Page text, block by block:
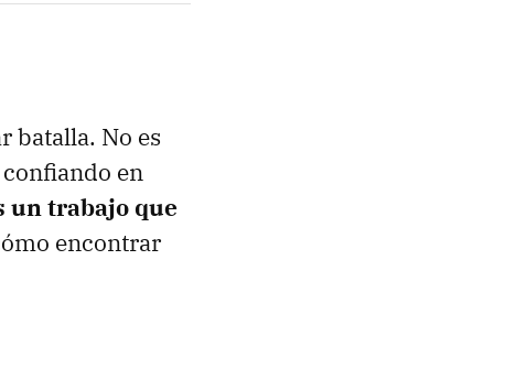
batalla. No es
en
un trabajo que
encontrar